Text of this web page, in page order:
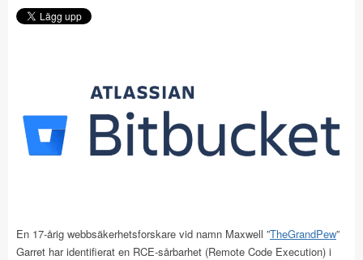
En 17-årig webbsäkerhetsforskare vid namn Maxwell ”TheGrandPew”
Garret har identifierat en RCE-sårbarhet (Remote Code Execution) i